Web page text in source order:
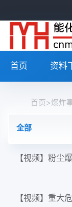
首页 资料
首页>爆炸
全部
【视频】重大